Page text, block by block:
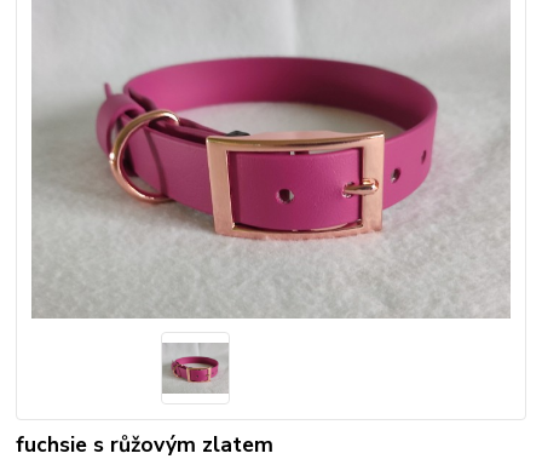
fuchsie s růžovým zlatem